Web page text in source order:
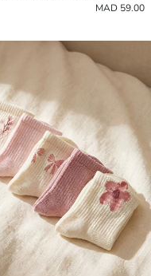
59.00 MAD